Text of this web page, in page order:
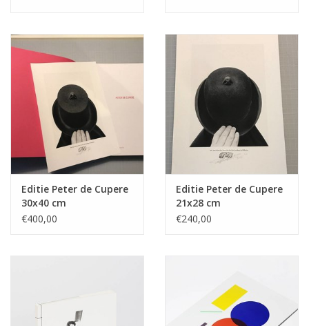
Editie Peter de Cupere
30x40 cm
€400,00
Editie Peter de Cupere
21x28 cm
€240,00